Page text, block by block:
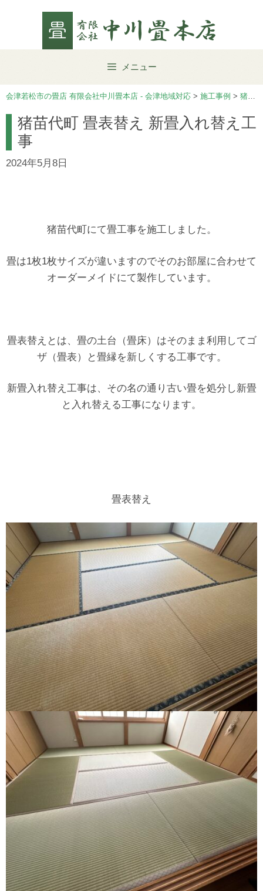
メニュー
会津若松市の畳店 有限会社中川畳本店 - 会津地域対応 > 施工事例 > 猪苗代町
猪苗代町 畳表替え 新畳入れ替え工
事
2024年5月8日
猪苗代町にて畳工事を施工しました。
畳は1枚1枚サイズが違いますのでそのお部屋に合わせて
オーダーメイドにて製作しています。
畳表替えとは、畳の土台（畳床）はそのまま利用してゴ
ザ（畳表）と畳縁を新しくする工事です。
新畳入れ替え工事は、その名の通り古い畳を処分し新畳
と入れ替える工事になります。
畳表替え